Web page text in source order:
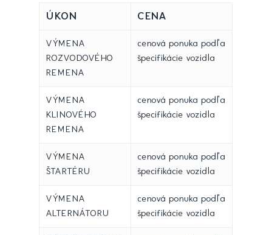
ÚKON CENA
VÝMENA
ROZVODOVÉHO
REMENA
cenová ponuka podľa
špecifikácie vozidla
VÝMENA
KLINOVÉHO
REMENA
cenová ponuka podľa
špecifikácie vozidla
VÝMENA
ŠTARTÉRU
cenová ponuka podľa
špecifikácie vozidla
VÝMENA
ALTERNÁTORU
cenová ponuka podľa
špecifikácie vozidla